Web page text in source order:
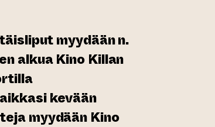
myydään n.
alkua Kino Killan
kevään
myydään Kino